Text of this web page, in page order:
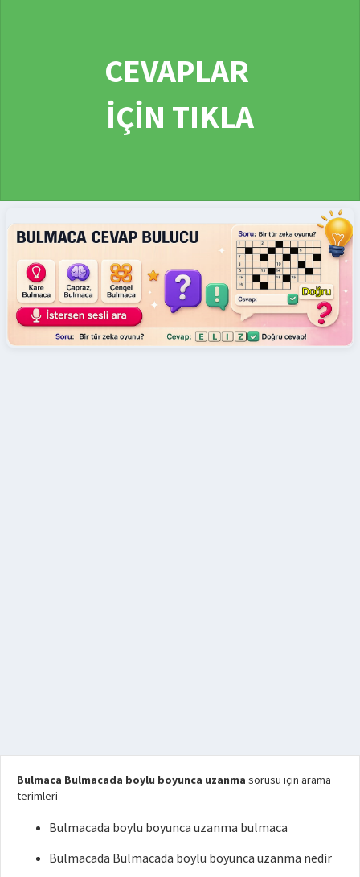
CEVAPLAR
İÇİN TIKLA
Bulmaca Bulmacada boylu boyunca uzanma sorusu için arama
terimleri
Bulmacada boylu boyunca uzanma bulmaca
Bulmacada Bulmacada boylu boyunca uzanma nedir